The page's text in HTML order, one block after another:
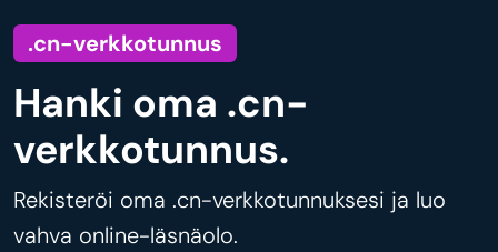
.cn-verkkotunnus
Hanki oma .cn-
verkkotunnus.
Rekisteröi oma .cn-verkkotunnuksesi ja luo
vahva online-läsnäolo.